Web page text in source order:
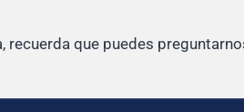
recuerda que puedes